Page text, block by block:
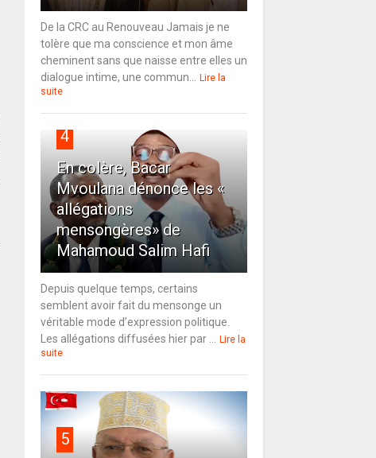
De la CRC au Renouveau Jamais je ne
tolère que ma conscience et mon âme
cheminent sans que naisse entre elles un
dialogue intime, une commun...
Lire la
suite
4
En colère, Bacar
Mvoulana dénonce les «
allégations
mensongères» de
Mahamoud Salim Hafi
Depuis quelque temps, certains
semblent avoir fait du mensonge un
véritable mode d’expression politique.
Les allégations diffusées hier par ...
Lire la
suite
5